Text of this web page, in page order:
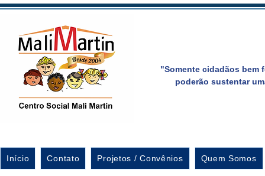
"Somente cidadãos bem
poderão sustentar
Início Contato Projetos / Convênios Quem Somos